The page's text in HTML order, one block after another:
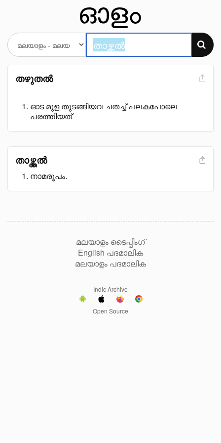
തഴുതൽ
ഓട മുള തുടങ്ങിയവ ചതച്ച് പലകപോലെ
പരത്തിയത്
താഴ്ത്തൽ
നാമരൂപം.
മലയാളം ടൈപ്പിംഗ്
English പദമാലിക
മലയാളം പദമാലിക
Indic Archive
Open Source